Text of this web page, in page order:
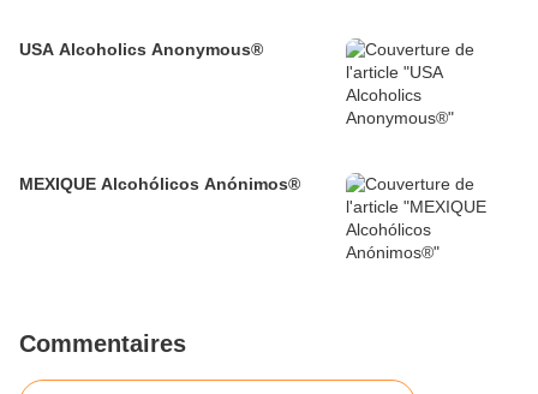
USA Alcoholics Anonymous®
MEXIQUE Alcohólicos Anónimos®
Commentaires